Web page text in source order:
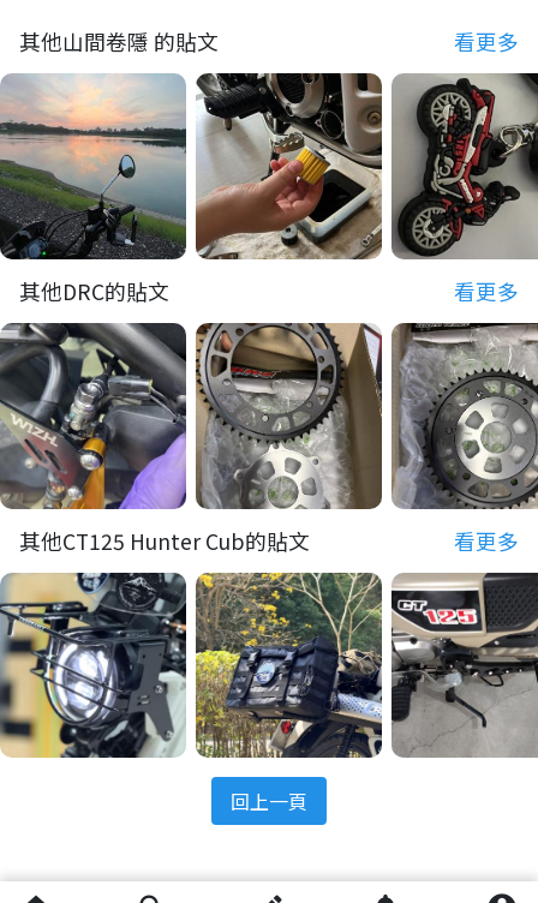
其他山間卷隱 的貼文 看更多
其他DRC的貼文 看更多
其他CT125 Hunter Cub的貼文 看更多
回上一頁